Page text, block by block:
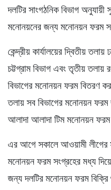
দলটির সাংগঠনিক বিভাগ অনুযায়ী
মনোনয়নের জন্য মনোনয়ন ফরম
কেন্দ্রীয় কার্যালয়ের দ্বিতীয়
চট্টগ্রাম বিভাগ এবং তৃতীয় তলায়
বিভাগের মনোনয়ন ফরম বিতরণ
তলায় সব বিভাগের মনোনয়ন ফরম
আলাদা আলাদা টিম মনোনয়ন
এর আগে সকালে আওয়ামী লীগের
মনোনয়ন ফরম সংগ্রহের মধ্য দিয়ে
জন্য দলটির মনোনয়ন ফরম